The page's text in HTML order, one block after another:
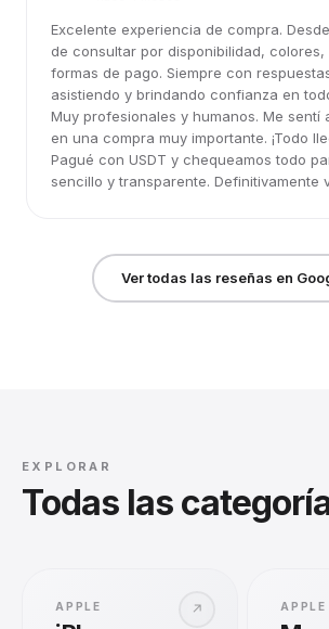
Excelente experiencia de compra.
de consultar por disponibilidad,
formas de pago. Siempre con
asistiendo y brindando confianza en
Muy profesionales y humanos. Me sentí
en una compra muy importante. ¡Todo
Pagué con USDT y chequeamos todo
sencillo y transparente. Definitivamente
Ver todas las reseñas en
EXPLORAR
Todas las
↗
APPLE APPLE